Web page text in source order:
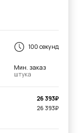
100 секунд
Мин. заказ
штука
26 393₽
26 393₽